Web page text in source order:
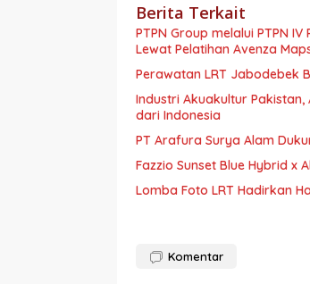
Berita Terkait
PTPN Group melalui PTPN
Lewat Pelatihan Avenza
Perawatan LRT Jabodebek
Industri Akuakultur
dari Indonesia
PT Arafura Surya Alam
Fazzio Sunset Blue Hybrid x
Lomba Foto LRT Hadirkan
Komentar